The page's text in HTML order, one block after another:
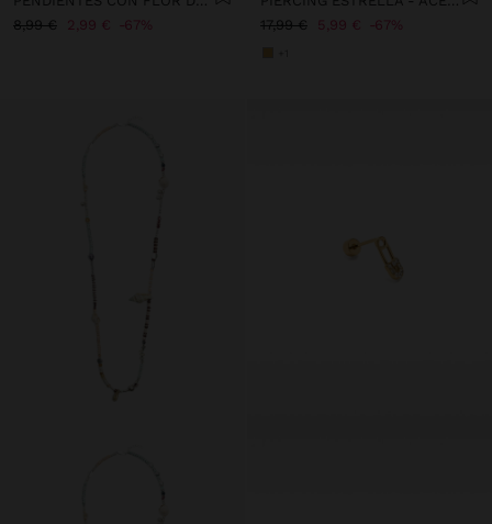
8,99 €
2,99 € 67%
17,99 €
5,99 € 67%